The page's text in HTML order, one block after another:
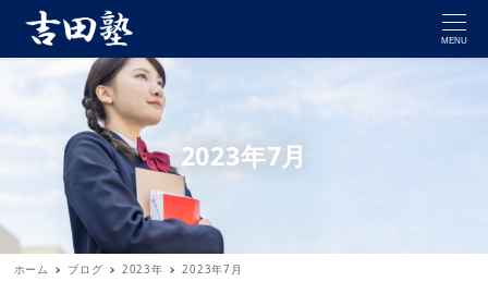
MENU
2023年7月
ホーム ブログ 2023年 2023年7月